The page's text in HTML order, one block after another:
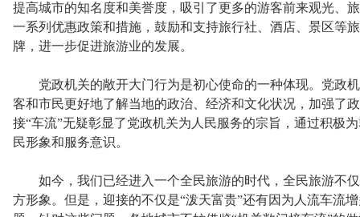
提高城市的知名度和美誉度，吸引了更多的游客前来观光、
一系列优惠政策和措施，鼓励和支持旅行社、酒店、景区等
牌，进一步促进旅游业的发展。
党政机关的敞开大门行为是初心使命的一种体现。党政
客和市民更好地了解当地的政治、经济和文化状况，加强了
接“车流”无疑彰显了党政机关为人民服务的宗旨，通过积极
民形象和服务意识。
如今，我们已经进入一个全民旅游的时代，全民旅游不
方形象。但是，迎接的不仅是“泼天富贵”还有因为人流车流